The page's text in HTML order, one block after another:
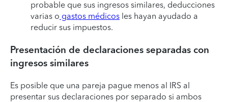
probable que sus ingresos similares, deducciones
varias o gastos médicos les hayan ayudado a
reducir sus impuestos.
Presentación de declaraciones separadas con
ingresos similares
Es posible que una pareja pague menos al IRS al
presentar sus declaraciones por separado si ambos